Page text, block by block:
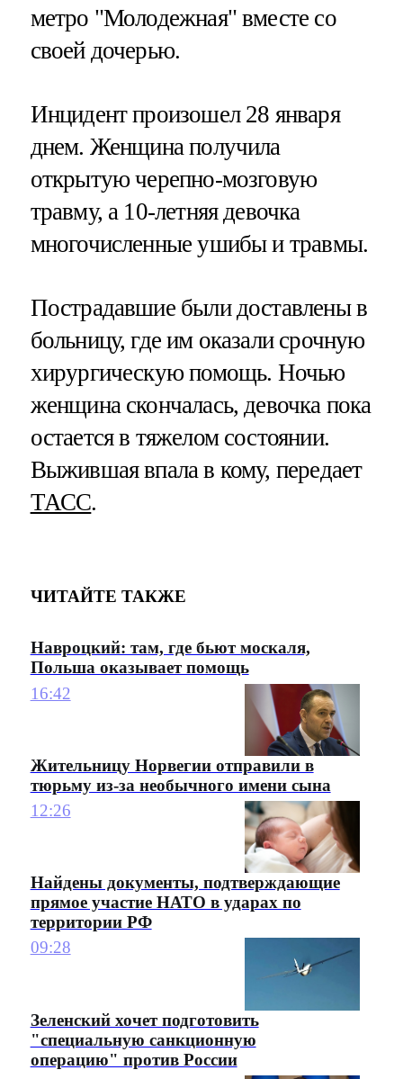
метро "Молодежная" вместе со
своей дочерью.
Инцидент произошел 28 января
днем. Женщина получила
открытую черепно-мозговую
травму, а 10-летняя девочка
многочисленные ушибы и травмы.
Пострадавшие были доставлены в
больницу, где им оказали срочную
хирургическую помощь. Ночью
женщина скончалась, девочка пока
остается в тяжелом состоянии.
Выжившая впала в кому, передает
ТАСС.
ЧИТАЙТЕ ТАКЖЕ
Навроцкий: там, где бьют москаля,
Польша оказывает помощь
16:42
Жительницу Норвегии отправили в
тюрьму из-за необычного имени сына
12:26
Найдены документы, подтверждающие
прямое участие НАТО в ударах по
территории РФ
09:28
Зеленский хочет подготовить
"специальную санкционную
операцию" против России